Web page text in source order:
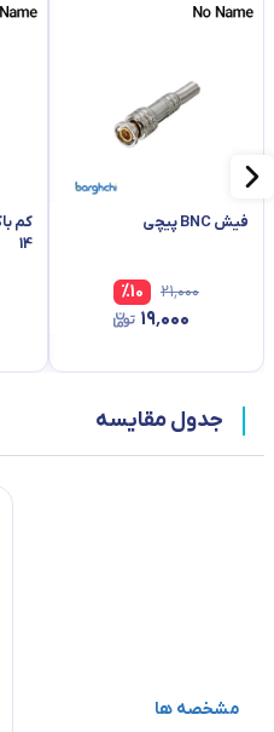
فیش BNC پیچی
۲۱٬۰۰۰ %10
۱۹٬۰۰۰
14
جدول مقایسه
مشخصه ها